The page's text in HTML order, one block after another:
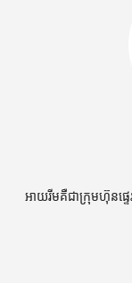
អាយរីមគឺជាក្រុមហ៊ុនផ្ទ